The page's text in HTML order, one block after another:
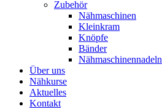
Zubehör
Nähmaschinen
Kleinkram
Knöpfe
Bänder
Nähmaschinennadeln
Über uns
Nähkurse
Aktuelles
Kontakt